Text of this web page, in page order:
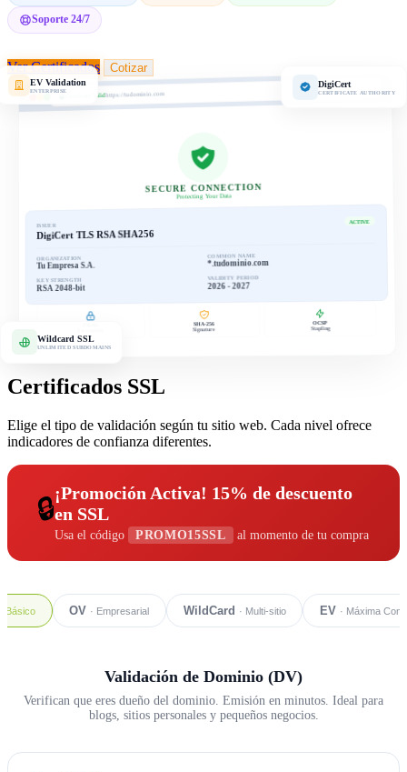
Soporte 24/7
Ver Certificados Cotizar
EV Validation
ENTERPRISE
DigiCert
CERTIFICATE AUTHORITY
Wildcard SSL
UNLIMITED SUBDOMAINS
Certificate Validhttps://tudominio.com
SECURE CONNECTION
Protecting Your Data
ISSUER
DigiCert TLS RSA SHA256
ACTIVE
ORGANIZATION
Tu Empresa S.A.
COMMON NAME
*.tudominio.com
KEY STRENGTH
RSA 2048-bit
VALIDITY PERIOD
2026 - 2027
SHA-256
Signature
OCSP
Stapling
Certificados SSL
Elige el tipo de validación según tu sitio web. Cada nivel ofrece
indicadores de confianza diferentes.
🔒¡Promoción Activa! 15% de descuento
en SSL
Usa el código PROMO15SSL al momento de tu compra
· Básico OV · Empresarial WildCard · Multi-sitio EV · Máxima
Validación de Dominio (DV)
Verifican que eres dueño del dominio. Emisión en minutos. Ideal para
blogs, sitios personales y pequeños negocios.